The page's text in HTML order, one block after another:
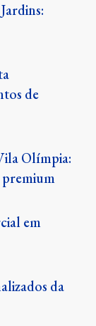
de
Olímpia:
premium
em
da